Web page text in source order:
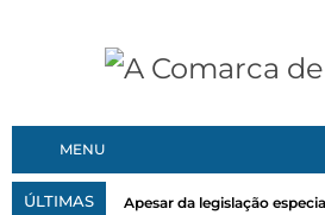
MENU
ÚLTIMAS Apesar da legislação